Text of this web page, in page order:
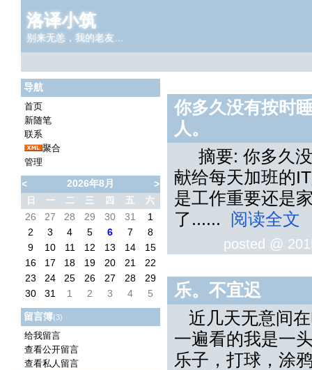
洛译小筑
别来无恙，我的老友…
导航
首页
新随笔
联系
聚合
管理
< 2026年8月 >
日 一 二 三 四 五 六
26 27 28 29 30 31
1
2
3 4 5 6 7
8
9
10 11 12 13 14
15
16
17 18 19 20 21
22
23
24 25 26 27 28
29
30
31 1 2 3 4 5
留言簿(3)
给我留言
查看公开留言
查看私人留言
你多久没有按时
人。
摘要: 你多久没
献给每天加班的
是工作重要还是
了...... 阅读全文
posted @
乐。不宜迟
近几天无意间
一遍看的我是一
乐子，打球，涂